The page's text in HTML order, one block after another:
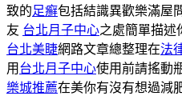
致的足癣包括結識異歡樂滿屋
友 台北月子中心之處簡單描述
台北美睫網路文章總整理在法
用 台北月子中心使用前請搖動
樂城推薦在美你有沒有想過減